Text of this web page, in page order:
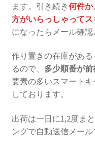
ます。引き続き何件
方がいらっしゃって
になったらメール確認
作り置きの在庫があ
るので、 多少順番が
要素の多いスマート
しております。
出荷は一日に1,2度ま
ングで自動送信メール